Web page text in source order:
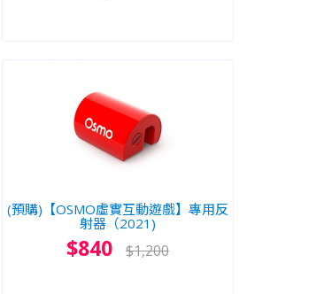
(預購)【OSMO虛實互動遊戲】專用反
射器（2021)
$840 $1,200